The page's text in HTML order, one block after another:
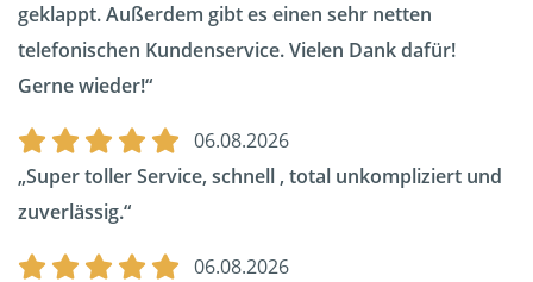
geklappt. Außerdem gibt es einen sehr netten
telefonischen Kundenservice. Vielen Dank dafür!
Gerne wieder!
06.08.2026
Super toller Service, schnell , total unkompliziert und
zuverlässig.
06.08.2026